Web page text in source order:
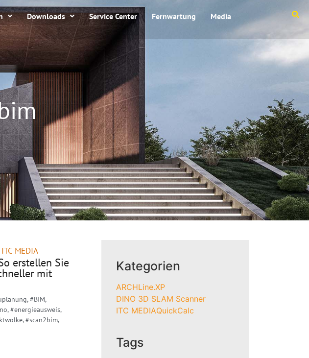
Downloads Service Center Fernwartung Media
ITC MEDIA
erstellen Sie
mit
,#BIM,
,#energieausweis,
,#scan2bim,
Kategorien
ARCHLine.XP
DINO 3D SLAM Scanner
ITC MEDIAQuickCalc
Tags